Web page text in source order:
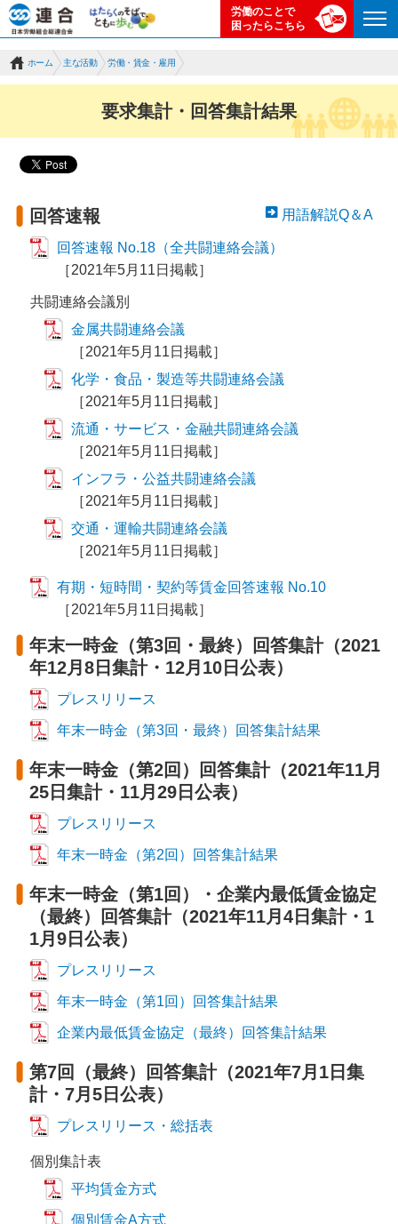
労働のことで
困ったらこちら
ホーム 主な活動 労働・賃金・雇用
要求集計・回答集計結果
用語解説Q＆A
回答速報
回答速報 No.18（全共闘連絡会議）
［2021年5月11日掲載］
共闘連絡会議別
金属共闘連絡会議
［2021年5月11日掲載］
化学・食品・製造等共闘連絡会議
［2021年5月11日掲載］
流通・サービス・金融共闘連絡会議
［2021年5月11日掲載］
インフラ・公益共闘連絡会議
［2021年5月11日掲載］
交通・運輸共闘連絡会議
［2021年5月11日掲載］
有期・短時間・契約等賃金回答速報 No.10
［2021年5月11日掲載］
年末一時金（第3回・最終）回答集計（2021
年12月8日集計・12月10日公表）
プレスリリース
年末一時金（第3回・最終）回答集計結果
年末一時金（第2回）回答集計（2021年11月
25日集計・11月29日公表）
プレスリリース
年末一時金（第2回）回答集計結果
年末一時金（第1回）・企業内最低賃金協定
（最終）回答集計（2021年11月4日集計・1
1月9日公表）
プレスリリース
年末一時金（第1回）回答集計結果
企業内最低賃金協定（最終）回答集計結果
第7回（最終）回答集計（2021年7月1日集
計・7月5日公表）
プレスリリース・総括表
個別集計表
平均賃金方式
個別賃金A方式